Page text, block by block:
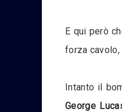
E qui però
forza cavolo,
Intanto il
George